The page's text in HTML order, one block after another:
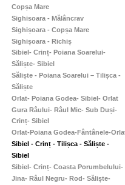
Copșa Mare
Sighisoara - Mălâncrav
Sighișoara - Copșa Mare
Sighișoara - Richiș
Sibiel- Crinț- Poiana Soarelui-
Săliște- Sibiel
Săliște - Poiana Soarelui – Tilișca -
Săliște
Orlat- Poiana Godea- Sibiel- Orlat
Gura Râului- Râul Mic- Sub Duși-
Crinț- Sibiel
Orlat-Poiana Godea-Fântânele-
Sibiel - Crinț - Tilișca - Săliște -
Sibiel
Sibiel- Crinț- Coasta Porumbelului-
Jina- Râul Negru- Rod- Săliște-